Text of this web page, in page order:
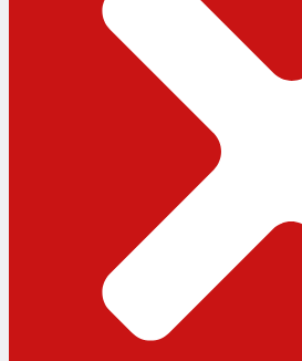
লাইফস্টাইল
সোশ্যাল মিডিয়া
বিজ্ঞান ও প্রযুক্তি
বিশেষ প্রতিবেদন
শেয়ার বাজার
বিচিত্র সংবাদ
সাক্ষাৎকার
সড়ক দুর্ঘটনা
অপরাধ